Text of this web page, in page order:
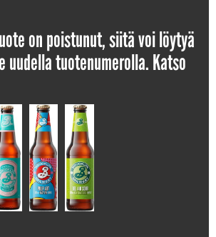
on poistunut, siitä voi löytyä
uudella tuotenumerolla. Katso